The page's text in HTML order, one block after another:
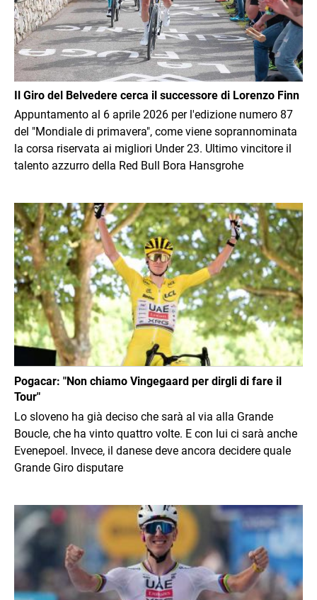
Il Giro del Belvedere cerca il successore di Lorenzo Finn
Appuntamento al 6 aprile 2026 per l'edizione numero 87
del "Mondiale di primavera", come viene soprannominata
la corsa riservata ai migliori Under 23. Ultimo vincitore il
talento azzurro della Red Bull Bora Hansgrohe
Immagine
Pogacar: "Non chiamo Vingegaard per dirgli di fare il
Tour"
Lo sloveno ha già deciso che sarà al via alla Grande
Boucle, che ha vinto quattro volte. E con lui ci sarà anche
Evenepoel. Invece, il danese deve ancora decidere quale
Grande Giro disputare
Immagine